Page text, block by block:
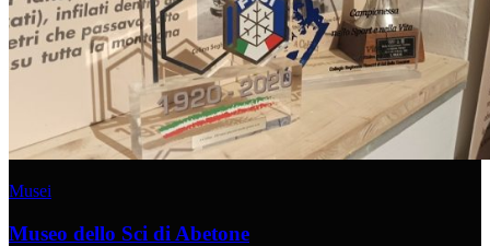
Musei
Museo dello Sci di Abetone